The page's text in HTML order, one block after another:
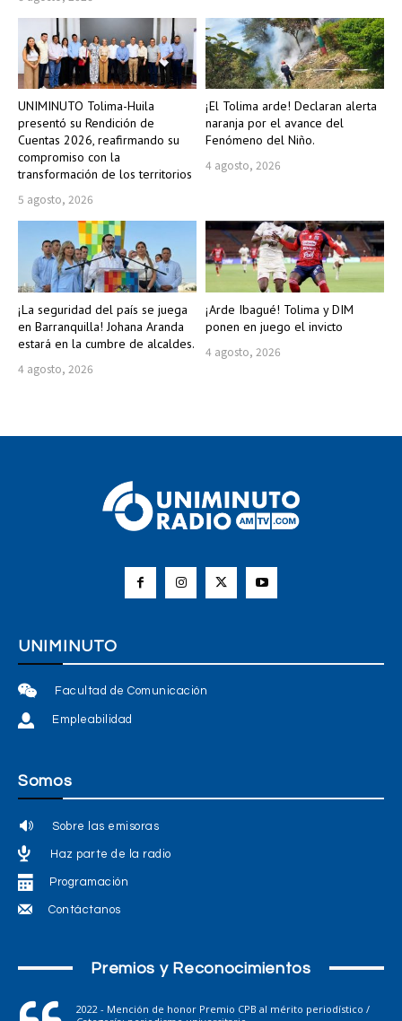
UNIMINUTO Tolima-Huila
presentó su Rendición de
Cuentas 2026, reafirmando su
compromiso con la
transformación de los territorios
5 agosto, 2026
¡El Tolima arde! Declaran alerta
naranja por el avance del
Fenómeno del Niño.
4 agosto, 2026
¡La seguridad del país se juega
en Barranquilla! Johana Aranda
estará en la cumbre de alcaldes.
4 agosto, 2026
¡Arde Ibagué! Tolima y DIM
ponen en juego el invicto
4 agosto, 2026
UNIMINUTO
Facultad de Comunicación
Empleabilidad
Somos
Sobre las emisoras
Haz parte de la radio
Programación
Contáctanos
Premios y Reconocimientos
2022 - Mención de honor Premio CPB al mérito periodístico /